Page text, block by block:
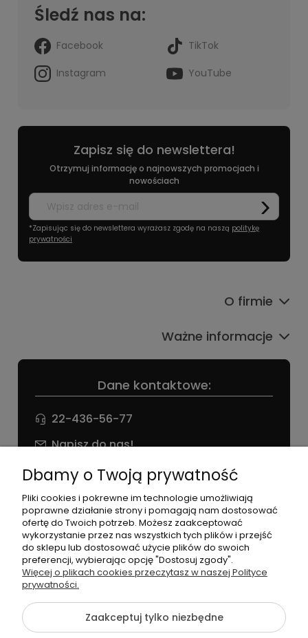
Śledź nas na:
Facebook
TikTok
Instagram
YouTube
Zapisz się do newslettera!
Otrzymuj informację o najnowszych promocjach i
nowościach
*Zapisując się do newslettera wyrażasz zgodę na naszą politykę
prywatności
Dane kontaktowe:
22-436-56-77
Napisz do nas!
NIP: 826 186 42 29
O firmie
Ważne informacje
©2026 Wszelkie Prawa Zastrzeżone | agneess sklep
internetowy
Szablon Flex byEcommercy
Dbamy o Twoją prywatność
Pliki cookies i pokrewne im technologie umożliwiają
poprawne działanie strony i pomagają nam dostosować
ofertę do Twoich potrzeb. Możesz zaakceptować
wykorzystanie przez nas wszystkich tych plików i przejść
do sklepu lub dostosować użycie plików do swoich
preferencji, wybierając opcję "Dostosuj zgody".
Więcej o plikach cookies przeczytasz w naszej Polityce
prywatności.
Zaakceptuj tylko niezbędne